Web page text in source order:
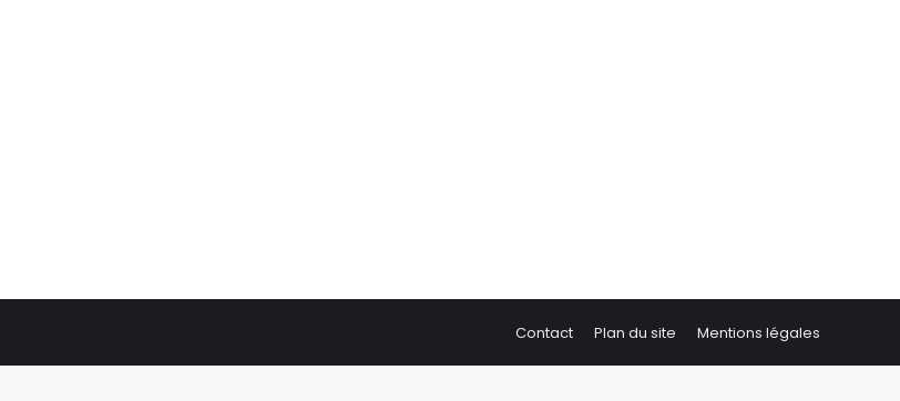
Contact Plan du site Mentions légales